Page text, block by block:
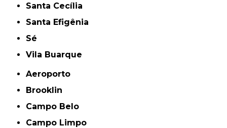
Santa Cecília
Santa Efigênia
Sé
Vila Buarque
Aeroporto
Brooklin
Campo Belo
Campo Limpo